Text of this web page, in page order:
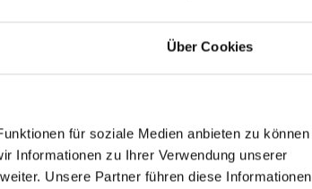
Über Cookies
für soziale Medien anbieten zu können
Informationen zu Ihrer Verwendung unserer
Unsere Partner führen diese Informationen
die Krisenseelsorge in Schulen